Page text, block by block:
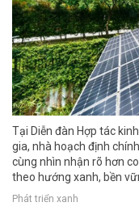
Tại Diễn đàn Hợp tác
gia, nhà hoạch định
cùng nhìn nhận rõ hơn
theo hướng xanh, bền
Phát triển xanh